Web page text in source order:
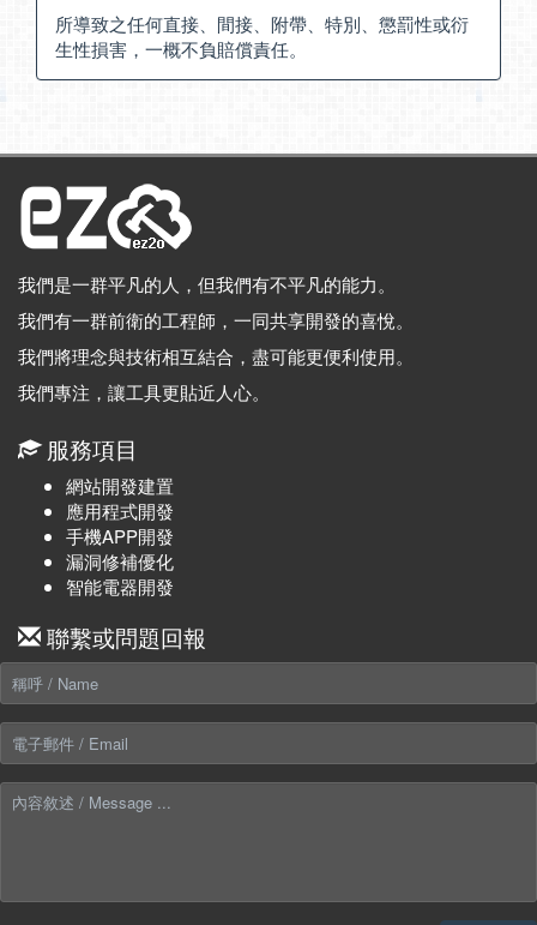
所導致之任何直接、間接、附帶、特別、懲罰性或衍
生性損害，一概不負賠償責任。
我們是一群平凡的人，但我們有不平凡的能力。
我們有一群前衛的工程師，一同共享開發的喜悅。
我們將理念與技術相互結合，盡可能更便利使用。
我們專注，讓工具更貼近人心。
服務項目
網站開發建置
應用程式開發
手機APP開發
漏洞修補優化
智能電器開發
聯繫或問題回報